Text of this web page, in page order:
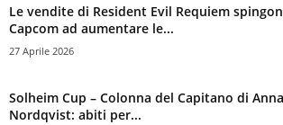
Le vendite di Resident Evil Requiem
Capcom ad aumentare le...
27 Aprile 2026
Solheim Cup – Colonna del Capitano di Anna
Nordqvist: abiti per...